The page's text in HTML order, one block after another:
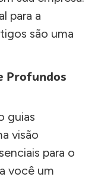
para a
são uma
Profundos
guias
visão
para o
você um